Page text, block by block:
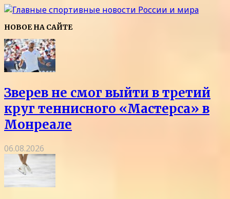
НОВОЕ НА САЙТЕ
Зверев не смог выйти в третий
круг теннисного «Мастерса» в
Монреале
06.08.2026